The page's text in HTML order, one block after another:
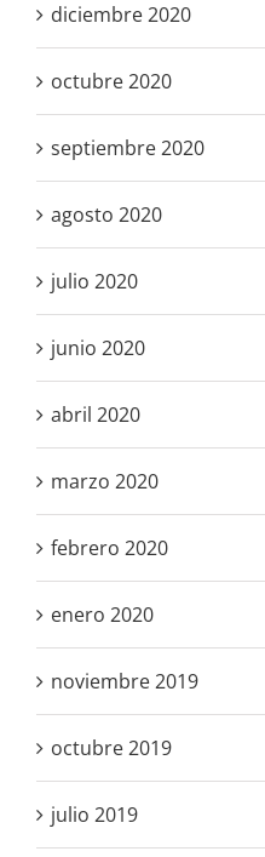
diciembre 2020
octubre 2020
septiembre 2020
agosto 2020
julio 2020
junio 2020
abril 2020
marzo 2020
febrero 2020
enero 2020
noviembre 2019
octubre 2019
julio 2019